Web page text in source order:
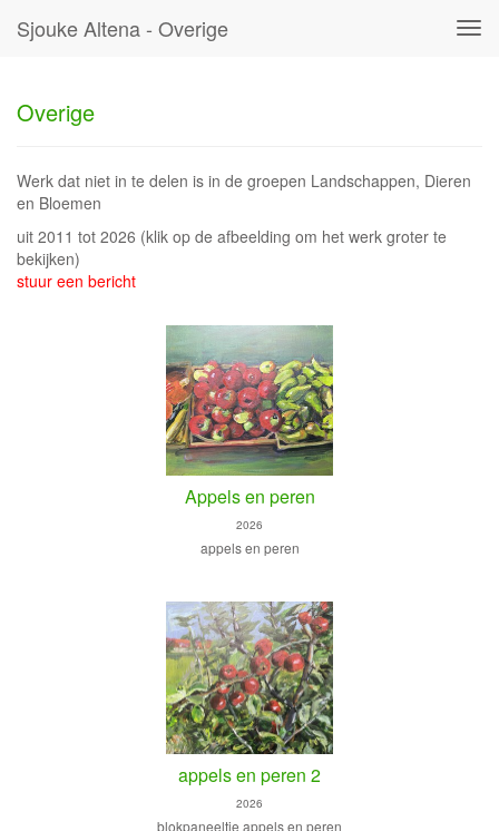
Sjouke Altena - Overige
Overige
Werk dat niet in te delen is in de groepen Landschappen, Dieren
en Bloemen
uit 2011 tot 2026 (klik op de afbeelding om het werk groter te
bekijken)
stuur een bericht
Appels en peren
2026
appels en peren
appels en peren 2
2026
blokpaneeltje appels en peren